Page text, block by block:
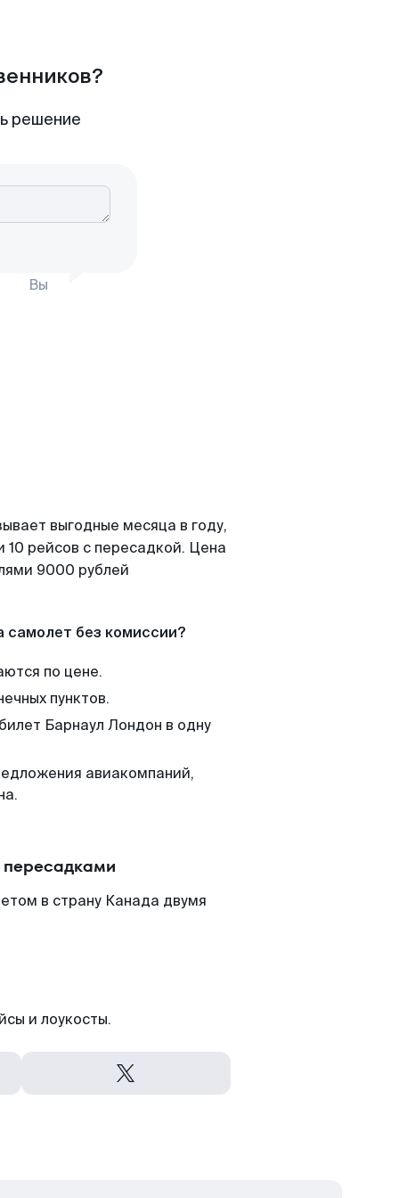
решение
Вы
выгодные месяца в году,
рейсов с пересадкой. Цена
9000 рублей
самолет без комиссии?
по цене.
пунктов.
Барнаул Лондон в одну
авиакомпаний,
в страну Канада двумя
и лоукосты.